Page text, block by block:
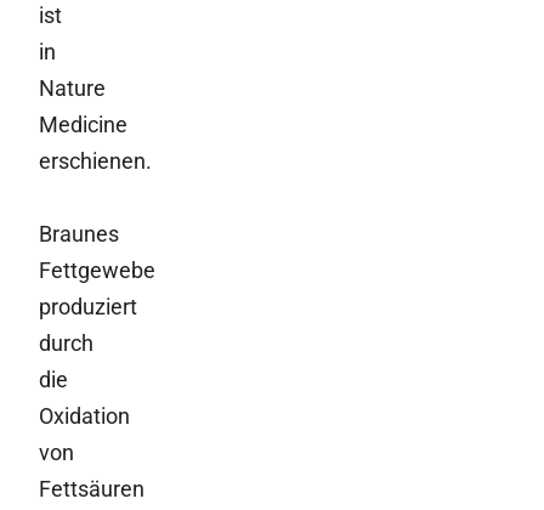
ist
in
Nature
Medicine
erschienen.
Braunes
Fettgewebe
produziert
durch
die
Oxidation
von
Fettsäuren